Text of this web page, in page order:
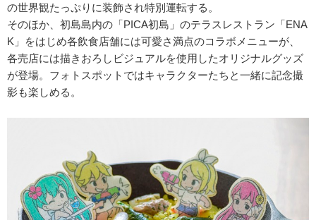
の世界観たっぷりに装飾され特別運転する。
そのほか、初島島内の「PICA初島」のテラスレストラン「ENA
K」をはじめ各飲食店舗には可愛さ満点のコラボメニューが、
各売店には描きおろしビジュアルを使用したオリジナルグッズ
が登場。フォトスポットではキャラクターたちと一緒に記念撮
影も楽しめる。